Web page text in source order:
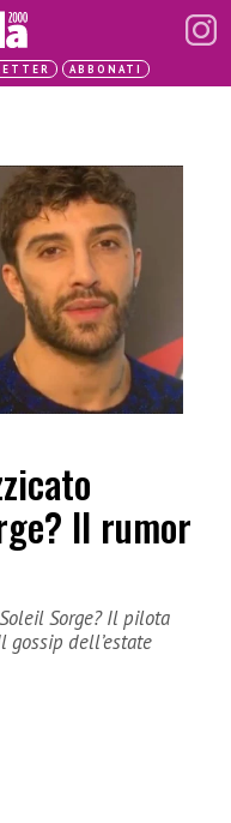
ABBONATI
Il rumor
Sorge? Il pilota
gossip dell’estate